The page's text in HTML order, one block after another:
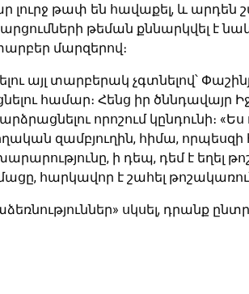
թափ են հավաքել, և
թեման քննարկվել
մարզերով։
այլ տարբերակ չգտնելով՝
համար։ Հենց իր ծննդավայր
որոշում կընդունի։
զամբյուղին, հիմա,
ի դեպ, դեմ է եղել
հարկավոր է շահել
սկսել, դրանք